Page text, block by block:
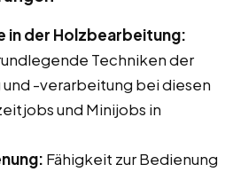
in der Holzbearbeitung:
Techniken der
-verarbeitung bei diesen
und Minijobs in
Fähigkeit zur Bedienung